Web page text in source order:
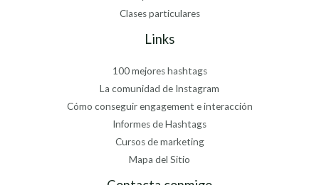
Clases particulares
Links
100 mejores hashtags
La comunidad de Instagram
Cómo conseguir engagement e interacción
Informes de Hashtags
Cursos de marketing
Mapa del Sitio